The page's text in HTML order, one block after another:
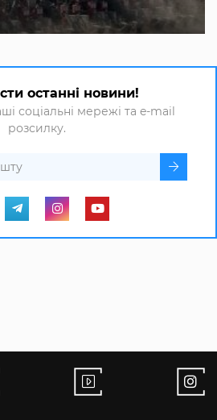
останні новини!
соціальні мережі та e-mail
розсилку.